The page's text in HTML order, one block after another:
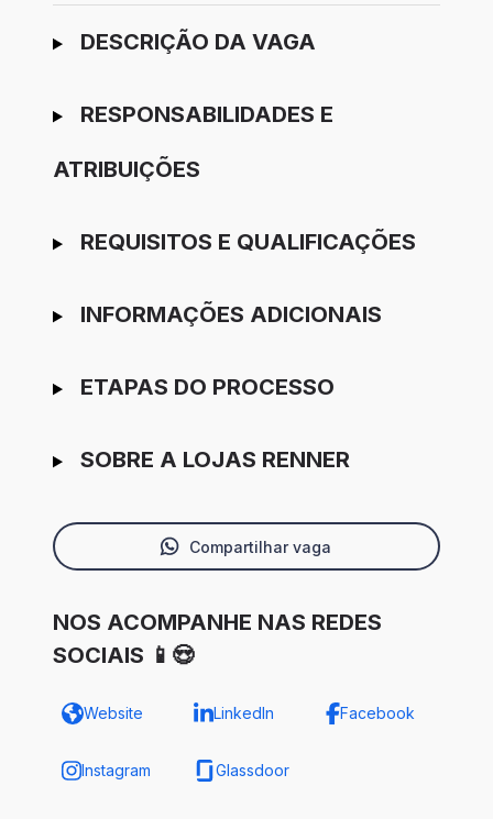
Ir para candidatura
DESCRIÇÃO DA VAGA
RESPONSABILIDADES E
ATRIBUIÇÕES
REQUISITOS E QUALIFICAÇÕES
INFORMAÇÕES ADICIONAIS
ETAPAS DO PROCESSO
SOBRE A LOJAS RENNER
Compartilhar vaga
NOS ACOMPANHE NAS REDES
SOCIAIS 📱😍
Website LinkedIn Facebook
Instagram Glassdoor